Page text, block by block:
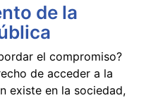
de la
el compromiso?
de acceder a la
existe en la sociedad,